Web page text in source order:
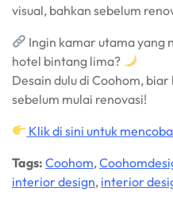
visual, bahkan sebelum
Ingin kamar utama yang
hotel bintang lima?
Desain dulu di Coohom,
sebelum mulai renovasi!
Klik di sini untuk
Tags: Coohom,
interior design, interior